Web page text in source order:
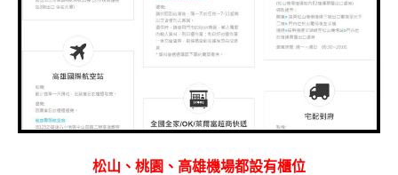
松山、桃園、高雄機場都設有櫃位